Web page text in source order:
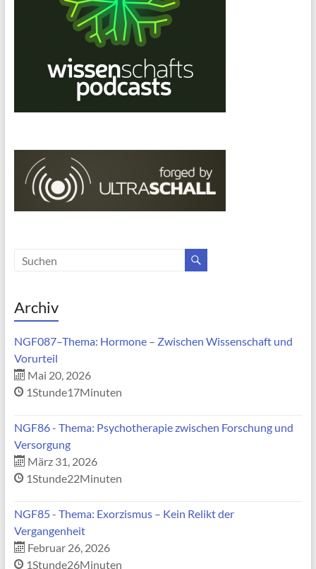
Archiv
NGF087–Thema: Hormone – Zwischen Wissenschaft und
Vorurteil
Mai 20, 2026
1Stunde17Minuten
NGF86 - Thema: Psychotherapie zwischen Forschung und
Versorgung
März 31, 2026
1Stunde22Minuten
NGF85 - Thema: Exorzismus – Kein Relikt der
Vergangenheit
Februar 26, 2026
1Stunde26Minuten